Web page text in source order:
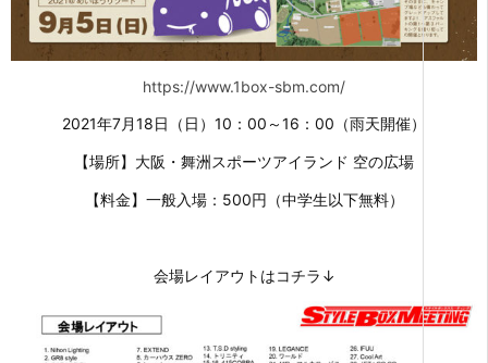
https://www.1box-sbm.com/
2021年7月18日（日）10：00～16：00（雨天開催）
【場所】大阪・舞洲スポーツアイランド 空の広場
【料金】一般入場：500円（中学生以下無料）
会場レイアウトはコチラ↓